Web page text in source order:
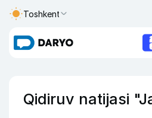
Toshkent
Qidiruv natijasi